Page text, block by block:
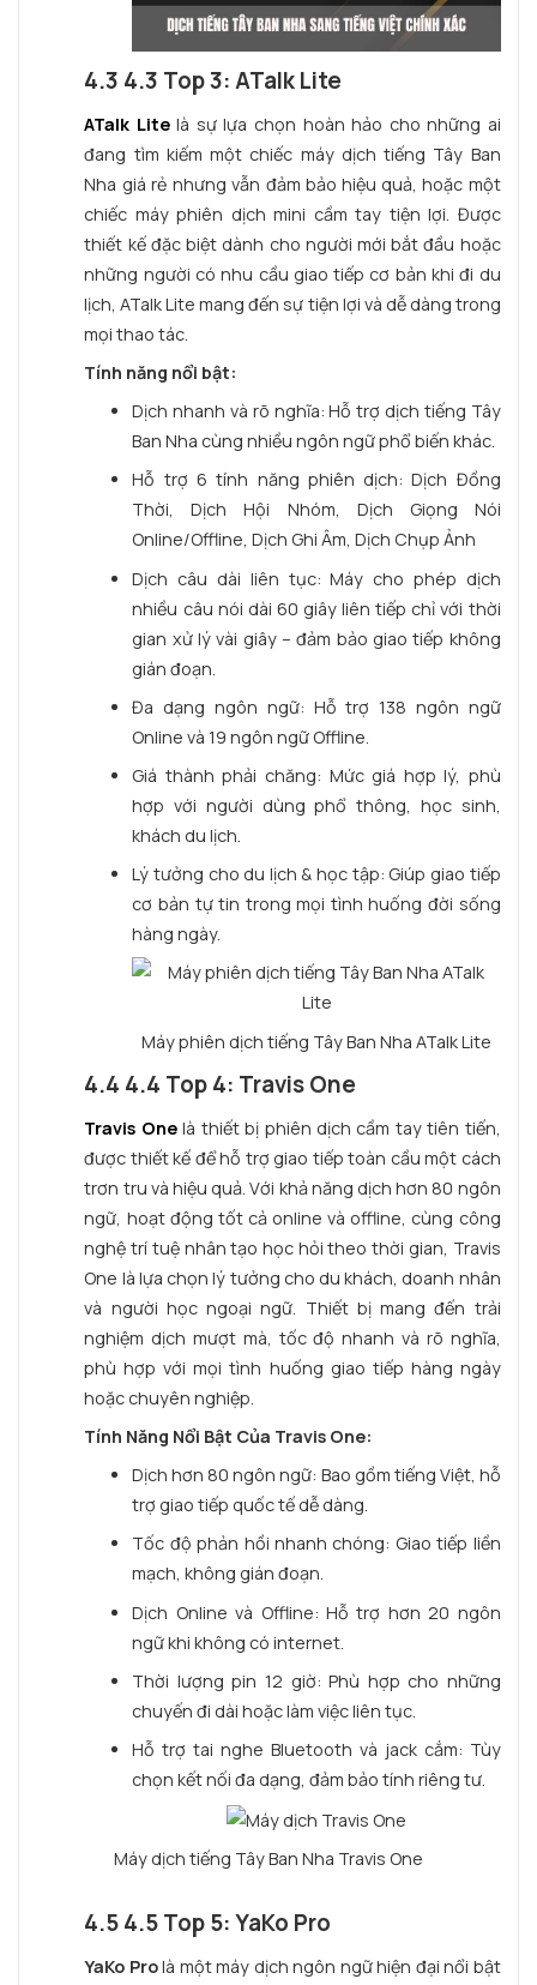
4.3 4.3 Top 3: ATalk Lite
ATalk Litelà sự lựa chọn hoàn hảo cho những ai
đang tìm kiếm một chiếc máy dịch tiếng Tây Ban
Nha giá rẻ nhưng vẫn đảm bảo hiệu quả, hoặc một
chiếc máy phiên dịch mini cầm tay tiện lợi. Được
thiết kế đặc biệt dành cho người mới bắt đầu hoặc
những người có nhu cầu giao tiếp cơ bản khi đi du
lịch, ATalk Lite mang đến sự tiện lợi và dễ dàng trong
mọi thao tác.
Tính năng nổi bật:
Dịch nhanh và rõ nghĩa: Hỗ trợ dịch tiếng Tây
Ban Nha cùng nhiều ngôn ngữ phổ biến khác.
Hỗ trợ 6 tính năng phiên dịch: Dịch Đồng
Thời, Dịch Hội Nhóm, Dịch Giọng Nói
Online/Offline, Dịch Ghi Âm, Dịch Chụp Ảnh
Dịch câu dài liên tục: Máy cho phép dịch
nhiều câu nói dài 60 giây liên tiếp chỉ với thời
gian xử lý vài giây – đảm bảo giao tiếp không
gián đoạn.
Đa dạng ngôn ngữ: Hỗ trợ 138 ngôn ngữ
Online và 19 ngôn ngữ Offline.
Giá thành phải chăng: Mức giá hợp lý, phù
hợp với người dùng phổ thông, học sinh,
khách du lịch.
Lý tưởng cho du lịch & học tập: Giúp giao tiếp
cơ bản tự tin trong mọi tình huống đời sống
hàng ngày.
Máy phiên dịch tiếng Tây Ban Nha ATalk Lite
4.4 4.4 Top 4: Travis One
Travis Onelà thiết bị phiên dịch cầm tay tiên tiến,
được thiết kế để hỗ trợ giao tiếp toàn cầu một cách
trơn tru và hiệu quả. Với khả năng dịch hơn 80 ngôn
ngữ, hoạt động tốt cả online và offline, cùng công
nghệ trí tuệ nhân tạo học hỏi theo thời gian, Travis
One là lựa chọn lý tưởng cho du khách, doanh nhân
và người học ngoại ngữ. Thiết bị mang đến trải
nghiệm dịch mượt mà, tốc độ nhanh và rõ nghĩa,
phù hợp với mọi tình huống giao tiếp hàng ngày
hoặc chuyên nghiệp.
Tính Năng Nổi Bật Của Travis One:
Dịch hơn 80 ngôn ngữ: Bao gồm tiếng Việt, hỗ
trợ giao tiếp quốc tế dễ dàng.
Tốc độ phản hồi nhanh chóng: Giao tiếp liền
mạch, không gián đoạn.
Dịch Online và Offline: Hỗ trợ hơn 20 ngôn
ngữ khi không có internet.
Thời lượng pin 12 giờ: Phù hợp cho những
chuyến đi dài hoặc làm việc liên tục.
Hỗ trợ tai nghe Bluetooth và jack cắm: Tùy
chọn kết nối đa dạng, đảm bảo tính riêng tư.
Máy dịch tiếng Tây Ban Nha Travis One
4.5 4.5 Top 5: YaKo Pro
YaKo Prolà một máy dịch ngôn ngữ hiện đại nổi bật